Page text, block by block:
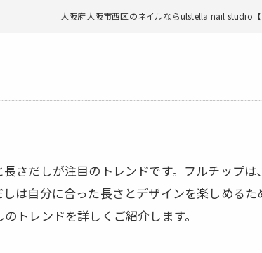
大阪府大阪市西区のネイルならulstella nail studio【
さだしが注目のトレンドです。フルチップ
は自分に合った長さとデザインを楽しめるた
トレンドを詳しくご紹介します。